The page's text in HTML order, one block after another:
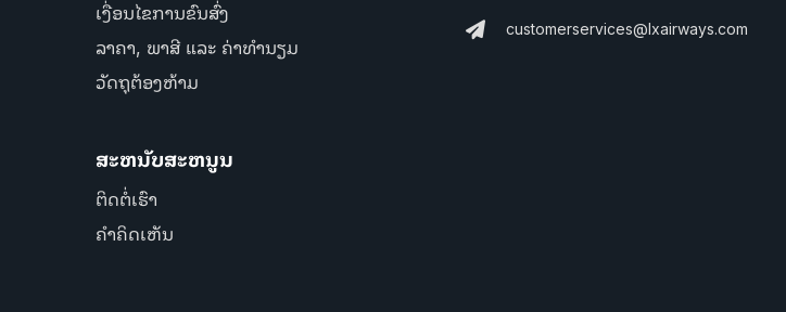
ເງື່ອນໄຂການຂົນສົ່ງ
ລາຄາ, ພາສີ ແລະ ຄ່າທຳນຽມ
ວັດຖຸຕ້ອງຫ້າມ
ສະຫນັບສະຫນູນ
ຕິດຕໍ່ເຮົາ
ຄຳຄິດເຫັນ
customerservices@lxairways.com